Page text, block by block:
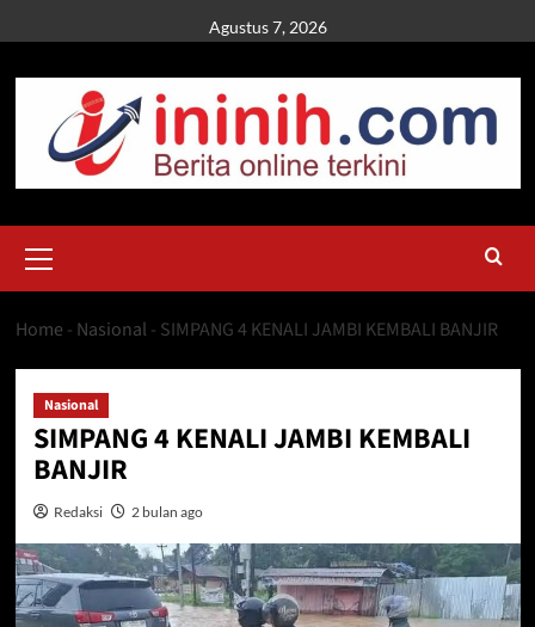
to
content
Agustus 7, 2026
Menu
Home - Nasional - SIMPANG 4 KENALI JAMBI KEMBALI BANJIR
Nasional
SIMPANG 4 KENALI JAMBI KEMBALI
BANJIR
Redaksi 2 bulan ago